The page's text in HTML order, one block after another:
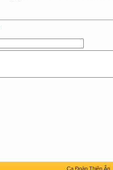
Ca Ðoàn Thiên Ân